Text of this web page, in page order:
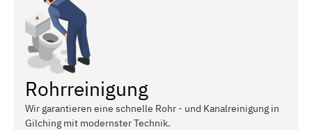
Rohrreinigung
Wir garantieren eine schnelle Rohr - und Kanalreinigung in
Gilching mit modernster Technik.